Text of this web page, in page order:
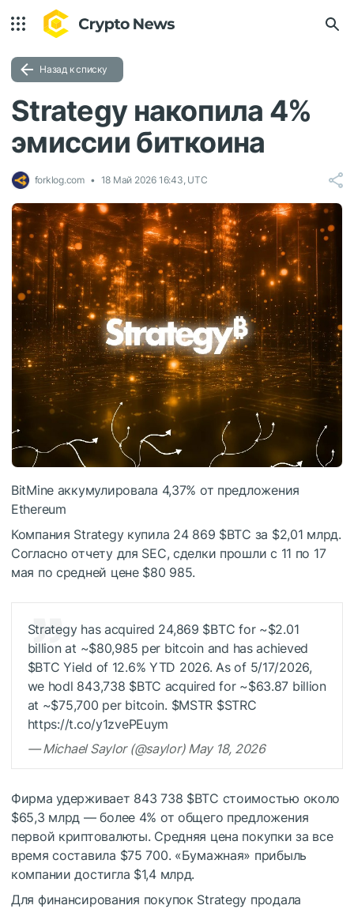
Назад к списку
Strategy накопила 4%
эмиссии биткоина
forklog.com 18 Май 2026 16:43, UTC
BitMine аккумулировала 4,37% от предложения
Ethereum
Компания Strategy купила 24 869 $BTC за $2,01 млрд.
Согласно отчету для SEC, сделки прошли с 11 по 17
мая по средней цене $80 985.
Strategy has acquired 24,869 $BTC for ~$2.01
billion at ~$80,985 per bitcoin and has achieved
$BTC Yield of 12.6% YTD 2026. As of 5/17/2026,
we hodl 843,738 $BTC acquired for ~$63.87 billion
at ~$75,700 per bitcoin. $MSTR $STRC
https://t.co/y1zvePEuym
— Michael Saylor (@saylor) May 18, 2026
Фирма удерживает 843 738 $BTC стоимостью около
$65,3 млрд — более 4% от общего предложения
первой криптовалюты. Средняя цена покупки за все
время составила $75 700. «Бумажная» прибыль
компании достигла $1,4 млрд.
Для финансирования покупок Strategy продала